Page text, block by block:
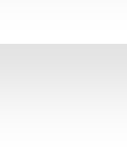
φράχτες!